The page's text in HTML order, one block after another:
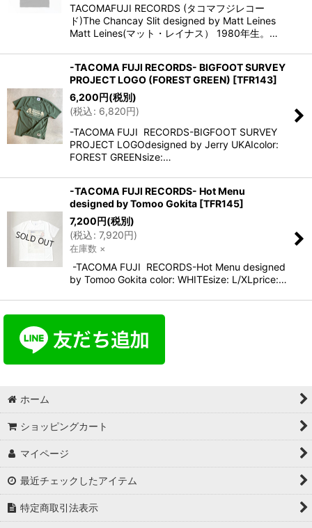
TACOMAFUJI RECORDS (タコマフジレコー
ド)The Chancay Slit designed by Matt Leines
Matt Leines(マット・レイナス） 1980年生。…
-TACOMA FUJI RECORDS- BIGFOOT SURVEY
PROJECT LOGO (FOREST GREEN) [TFR143]
6,200円(税別)
(税込: 6,820円)
-TACOMA FUJI RECORDS-BIGFOOT SURVEY
PROJECT LOGOdesigned by Jerry UKAIcolor:
FOREST GREENsize:…
-TACOMA FUJI RECORDS- Hot Menu
designed by Tomoo Gokita [TFR145]
7,200円(税別)
(税込: 7,920円)
在庫数 ×
-TACOMA FUJI RECORDS-Hot Menu designed
by Tomoo Gokita color: WHITEsize: L/XLprice:…
ホーム
ショッピングカート
マイページ
最近チェックしたアイテム
特定商取引法表示